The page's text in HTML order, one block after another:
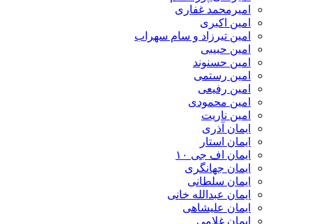
امیرمحمد غفاری
امین اکبری
امین تیرزاد و سام سهراب
امین حبیبی
امین حسنوند
امین رستمی
امین رفیعی
امین محمودی
امین ناریت
ایمان آذری
ایمان استار
ایمان اف جی ۱۰
ایمان جهانگری
ایمان سلطانی
ایمان عبدالله خانی
ایمان علیشاهی
ایمان غلامی